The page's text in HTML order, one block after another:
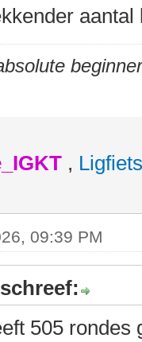
,
09:39 PM
505 rondes